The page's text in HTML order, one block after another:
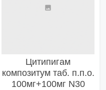
Цитипигам
композитум таб. п.п.о.
100мг+100мг N30